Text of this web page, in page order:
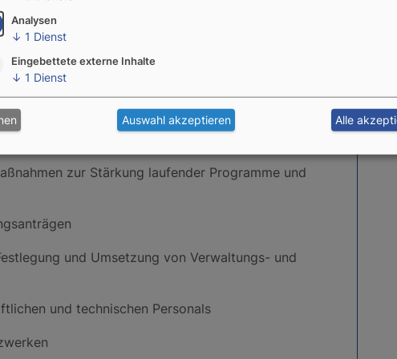
in Übereinstimmung mit den
und künftigen Forschungsarbeiten, einschließlich
zur Stärkung laufender Programme und
und Umsetzung von Verwaltungs- und
und technischen Personals
Analysen
↓ 1 Dienst
Eingebettete externe Inhalte
↓ 1 Dienst
Auswahl akzeptieren Alle